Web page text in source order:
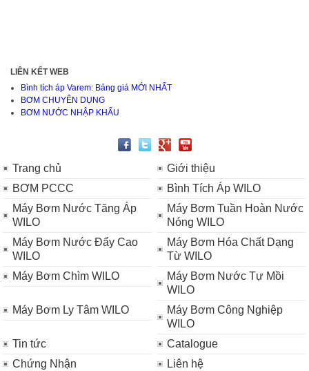
LIÊN KẾT WEB
Bình tích áp Varem: Bảng giá MỚI NHẤT
BƠM CHUYÊN DỤNG
BƠM NƯỚC NHẬP KHẨU
Trang chủ
Giới thiệu
BƠM PCCC
Bình Tích Áp WILO
Máy Bơm Nước Tăng Áp
WILO
Máy Bơm Tuần Hoàn Nước
Nóng WILO
Máy Bơm Nước Đẩy Cao
WILO
Máy Bơm Hóa Chất Dạng
Từ WILO
Máy Bơm Chìm WILO
Máy Bơm Nước Tự Mồi
WILO
Máy Bơm Ly Tâm WILO
Máy Bơm Công Nghiệp
WILO
Tin tức
Catalogue
Chứng Nhận
Liên hệ